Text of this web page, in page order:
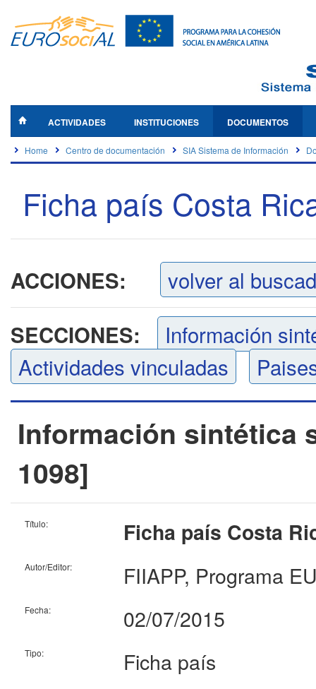
ACTIVIDADES INSTITUCIONES DOCUMENTOS
Home Centro de documentación SIA Sistema de Información
Ficha país Costa
ACCIONES:
volver al
SECCIONES:
Información
Actividades vinculadas
Información
1098]
Título: Ficha país Costa
Autor/Editor: FIIAPP, Programa
Fecha: 02/07/2015
Tipo: Ficha país